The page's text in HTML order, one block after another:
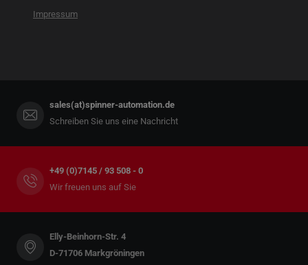
Impressum
sales(at)spinner-automation.de
Schreiben Sie uns eine Nachricht
+49 (0)7145 / 93 508 - 0
Wir freuen uns auf Sie
Elly-Beinhorn-Str. 4
D-71706 Markgröningen